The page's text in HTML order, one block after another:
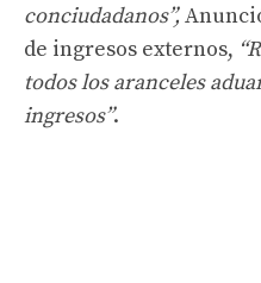
conciudadanos”,
de ingresos externos,
todos los aranceles
ingresos”.